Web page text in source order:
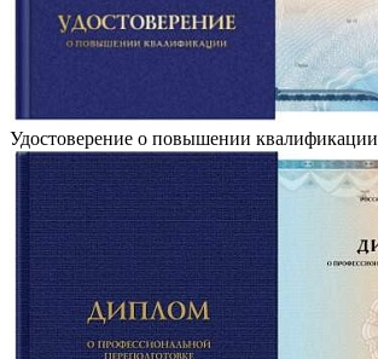
Удостоверение о повышении квалификации